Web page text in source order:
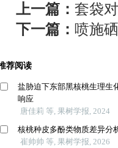
上一篇： 套袋
下一篇： 喷施